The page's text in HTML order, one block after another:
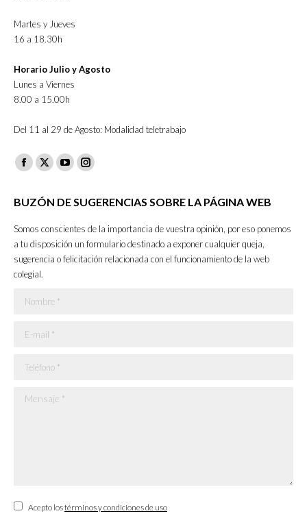
Martes y Jueves
16 a 18.30h
Horario Julio y Agosto
Lunes a Viernes
8.00 a 15.00h
Del 11 al 29 de Agosto: Modalidad teletrabajo
Facebook
opens
new
window
X
opens
new
window
YouTube
opens
new
window
Instagram
opens
in
new
window
BUZÓN DE SUGERENCIAS SOBRE LA PÁGINA WEB
Somos conscientes de la importancia de vuestra opinión, por eso ponemos
a tu disposición un formulario destinado a exponer cualquier queja,
sugerencia o felicitación relacionada con el funcionamiento de la web
colegial.
Nombre *
E-mail *
Teléfono *
Mensaje *
Acepto lostérminos y condiciones de uso